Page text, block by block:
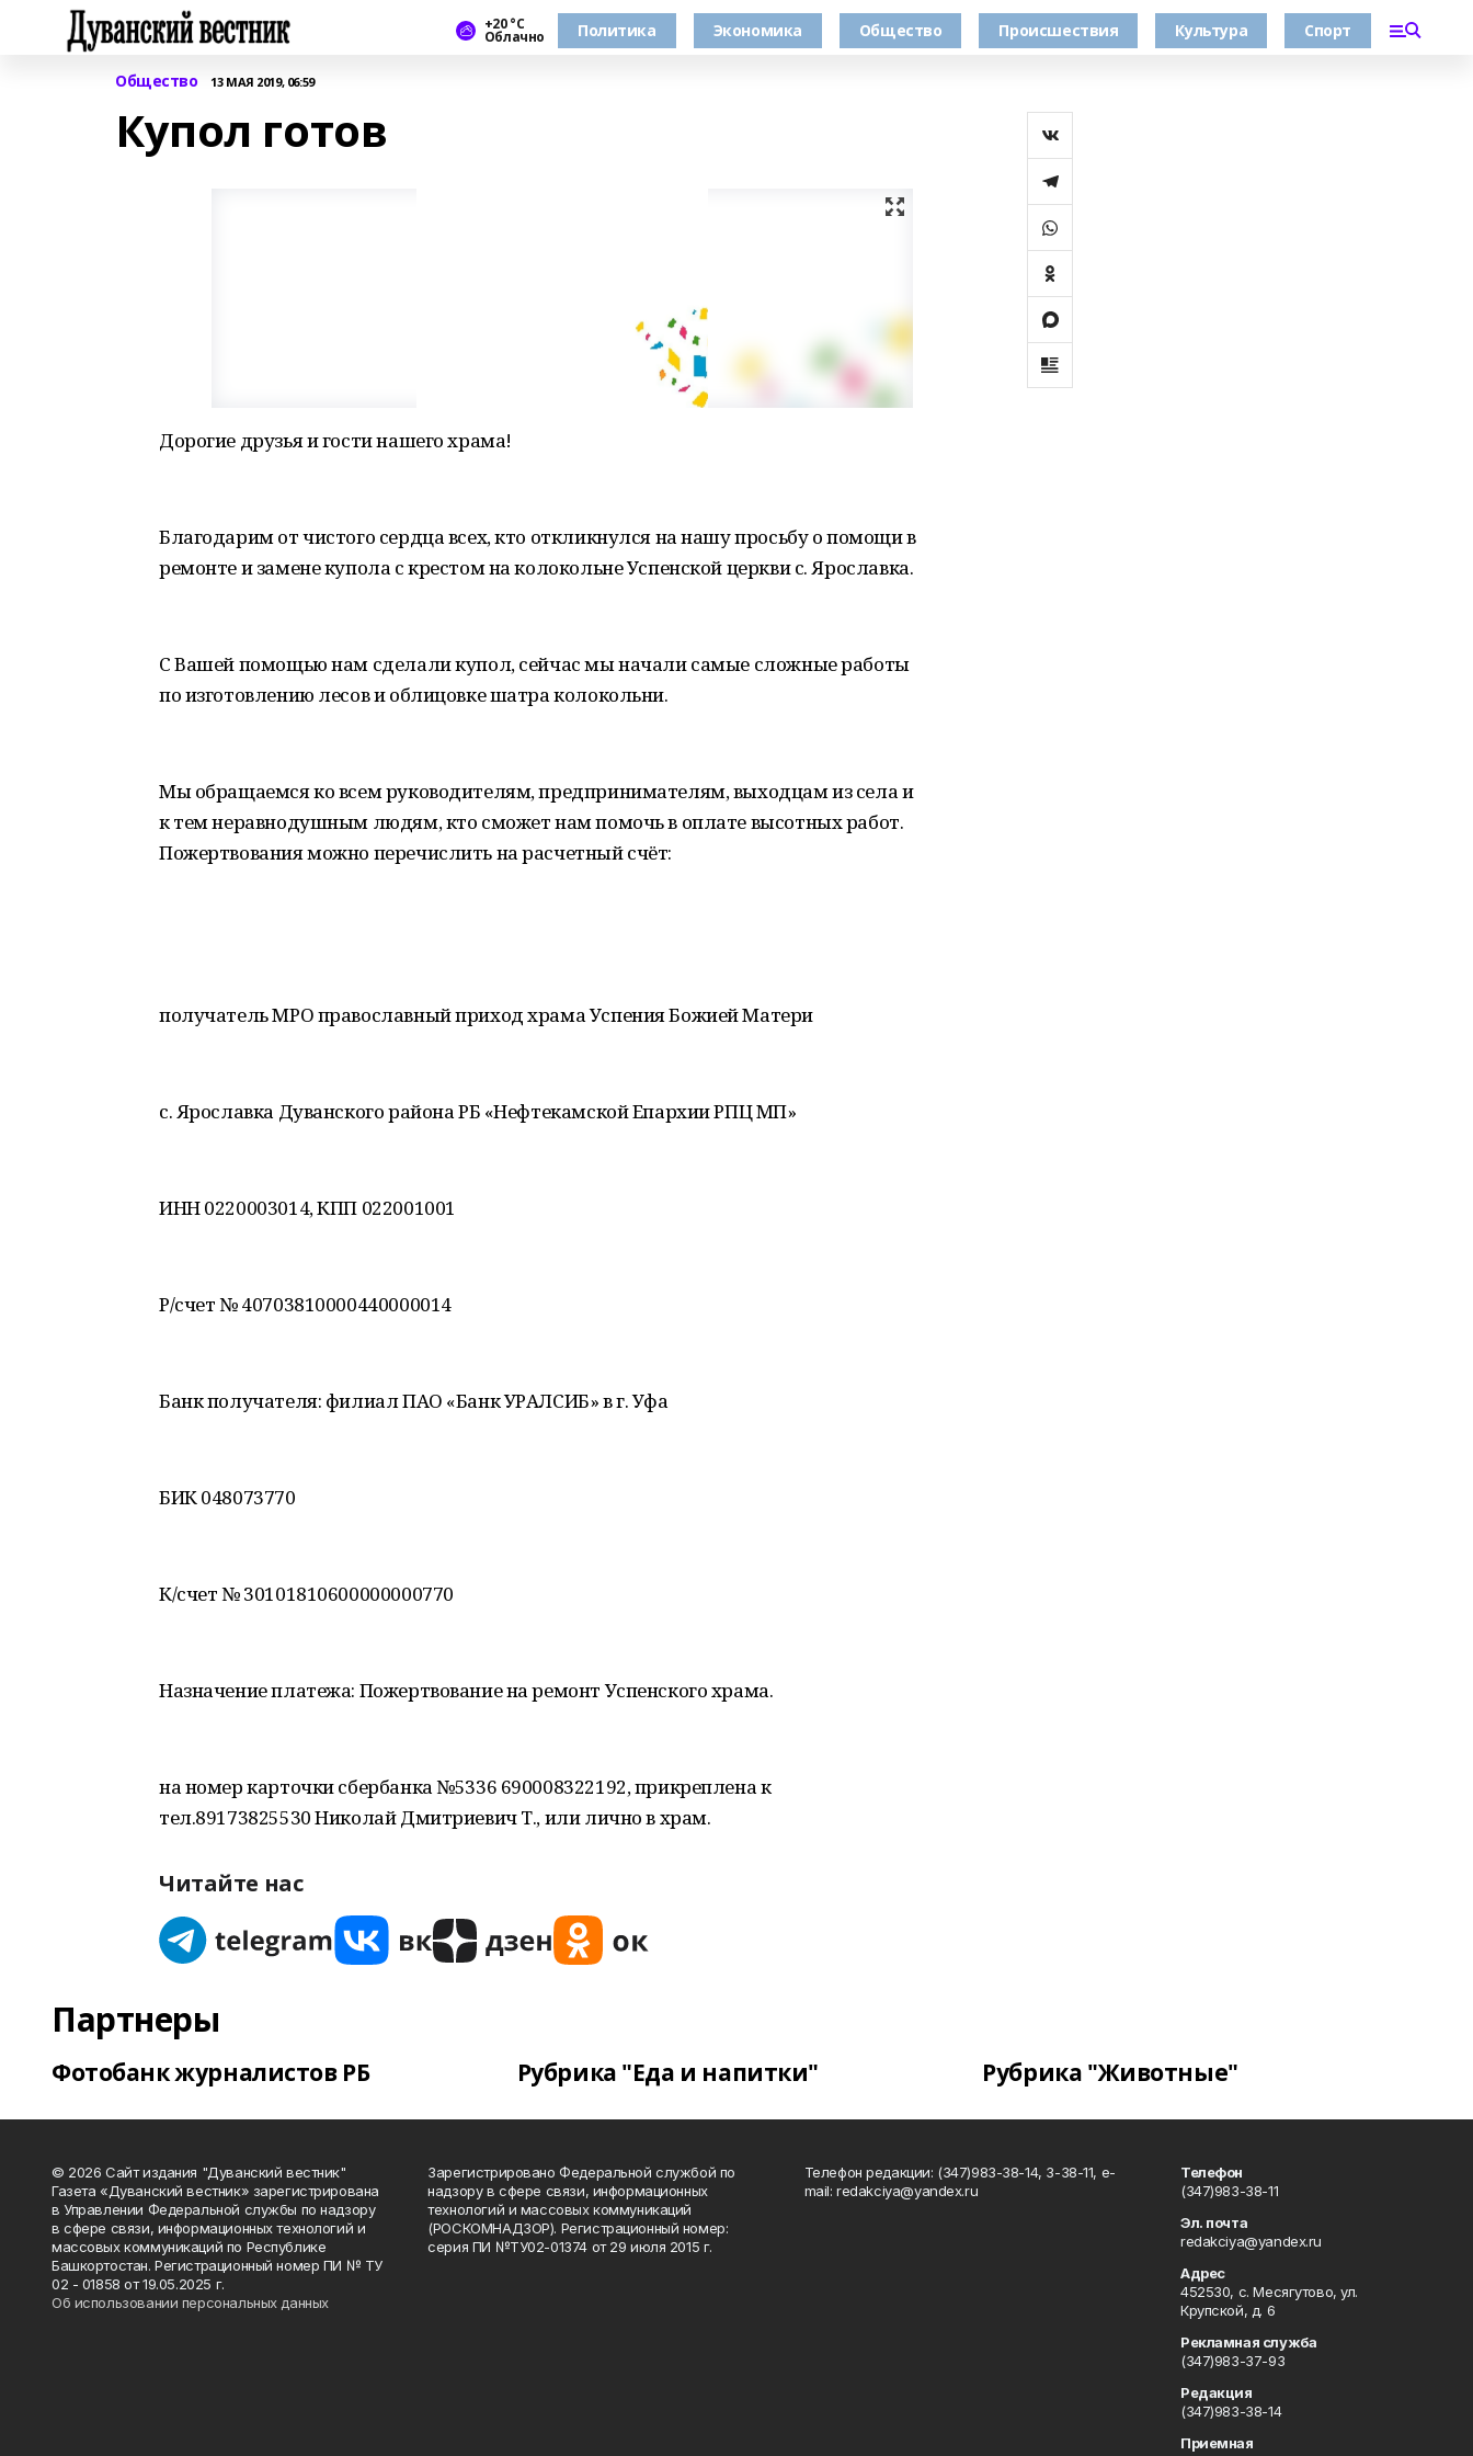
+20 °С
Облачно Политика Экономика Общество Происшествия Культура Спорт
Общество 13 МАЯ 2019, 06:59
Купол готов
Дорогие друзья и гости нашего храма!
Благодарим от чистого сердца всех, кто откликнулся на нашу просьбу о помощи в
ремонте и замене купола с крестом на колокольне Успенской церкви с. Ярославка.
С Вашей помощью нам сделали купол, сейчас мы начали самые сложные работы
по изготовлению лесов и облицовке шатра колокольни.
Мы обращаемся ко всем руководителям, предпринимателям, выходцам из села и
к тем неравнодушным людям, кто сможет нам помочь в оплате высотных работ.
Пожертвования можно перечислить на расчетный счёт:
получатель МРО православный приход храма Успения Божией Матери
с. Ярославка Дуванского района РБ «Нефтекамской Епархии РПЦ МП»
ИНН 0220003014, КПП 022001001
Р/счет № 40703810000440000014
Банк получателя: филиал ПАО «Банк УРАЛСИБ» в г. Уфа
БИК 048073770
К/счет № 30101810600000000770
Назначение платежа: Пожертвование на ремонт Успенского храма.
на номер карточки сбербанка №5336 690008322192, прикреплена к
тел.89173825530 Николай Дмитриевич Т., или лично в храм.
Читайте нас
Партнеры
Фотобанк журналистов РБ Рубрика "Еда и напитки" Рубрика "Животные"
© 2026 Сайт издания "Дуванский вестник"
Газета «Дуванский вестник» зарегистрирована
в Управлении Федеральной службы по надзору
в сфере связи, информационных технологий и
массовых коммуникаций по Республике
Башкортостан. Регистрационный номер ПИ № ТУ
02 - 01858 от 19.05.2025 г.
Об использовании персональных данных
Зарегистрировано Федеральной службой по
надзору в сфере связи, информационных
технологий и массовых коммуникаций
(РОСКОМНАДЗОР). Регистрационный номер:
серия ПИ №ТУ02-01374 от 29 июля 2015 г.
Телефон редакции: (347)983-38-14, 3-38-11, e-
mail: redakciya@yandex.ru
Телефон
(347)983-38-11
Эл. почта
redakciya@yandex.ru
Адрес
452530, с. Месягутово, ул.
Крупской, д. 6
Рекламная служба
(347)983-37-93
Редакция
(347)983-38-14
Приемная